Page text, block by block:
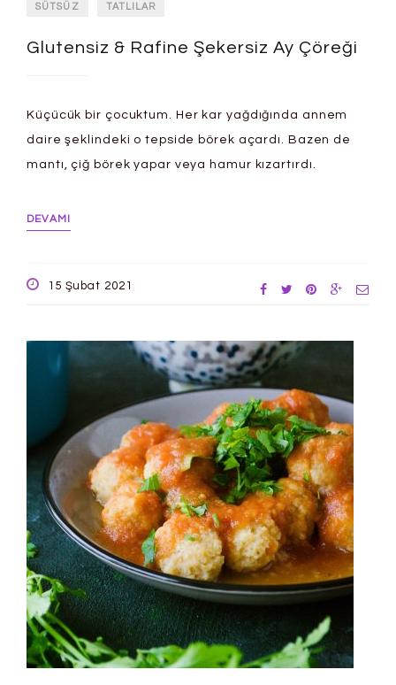
SÜTSÜZ TATLILAR
Glutensiz & Rafine Şekersiz Ay Çöreği
Küçücük bir çocuktum. Her kar yağdığında annem
daire şeklindeki o tepside börek açardı. Bazen de
mantı, çiğ börek yapar veya hamur kızartırdı.
DEVAMI
15 Şubat 2021